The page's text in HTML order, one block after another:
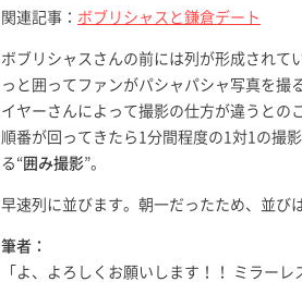
関連記事： ボブリシャスと鎌倉デート
ボブリシャスさんの前には列が形成されて
っと囲ってファンがパシャパシャ写真を撮
イヤーさんによって撮影の仕方が違うとの
順番が回ってきたら1分間程度の1対1の撮
る“ 囲み撮影”。
早速列に並びます。朝一だったため、並び
筆者：
「よ、よろしくお願いします！！ ミラー